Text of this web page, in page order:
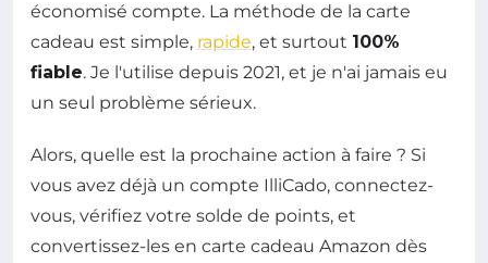
économisé compte. La méthode de la carte
cadeau est simple, rapide, et surtout 100%
fiable. Je l'utilise depuis 2021, et je n'ai jamais eu
un seul problème sérieux.
Alors, quelle est la prochaine action à faire ? Si
vous avez déjà un compte IlliCado, connectez-
vous, vérifiez votre solde de points, et
convertissez-les en carte cadeau Amazon dès